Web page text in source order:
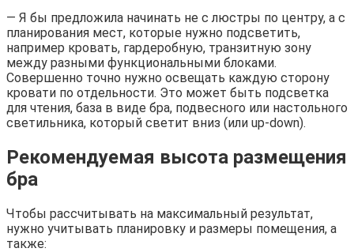
— Я бы предложила начинать не с люстры по центру, а с
планирования мест, которые нужно подсветить,
например кровать, гардеробную, транзитную зону
между разными функциональными блоками.
Совершенно точно нужно освещать каждую сторону
кровати по отдельности. Это может быть подсветка
для чтения, база в виде бра, подвесного или настольного
светильника, который светит вниз (или up-down).
Рекомендуемая высота размещения
бра
Чтобы рассчитывать на максимальный результат,
нужно учитывать планировку и размеры помещения, а
также: